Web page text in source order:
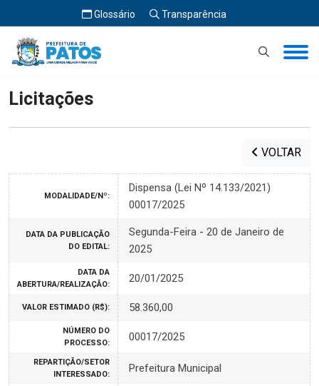
Glossário Transparência
Início Licitações
Licitações
VOLTAR
MODALIDADE/Nº:
Dispensa (Lei Nº 14.133/2021)
00017/2025
DATA DA PUBLICAÇÃO
DO EDITAL:
Segunda-Feira - 20 de Janeiro de
2025
DATA DA
ABERTURA/REALIZAÇÃO:
20/01/2025
VALOR ESTIMADO (R$): 58.360,00
NÚMERO DO
PROCESSO:
00017/2025
REPARTIÇÃO/SETOR
INTERESSADO:
Prefeitura Municipal